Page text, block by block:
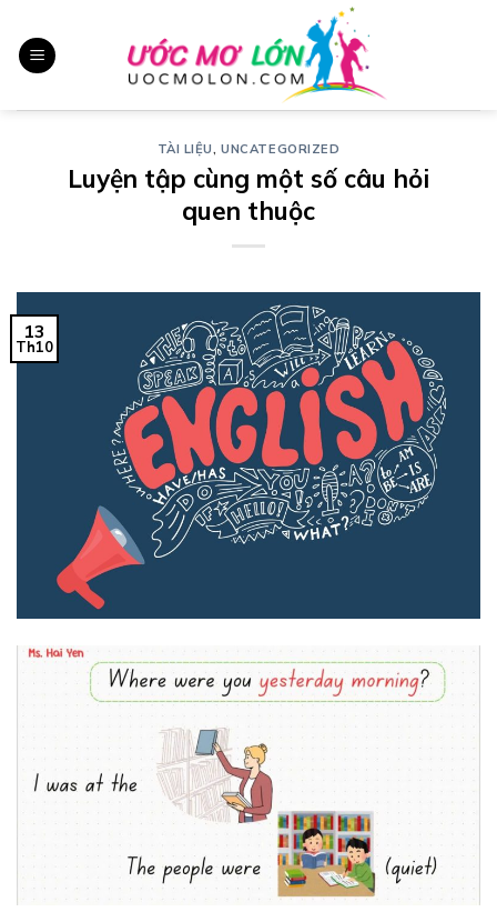
đến
nội
TÀI LIỆU,UNCATEGORIZED
Luyện tập cùng một số câu hỏi
quen thuộc
13
Th10